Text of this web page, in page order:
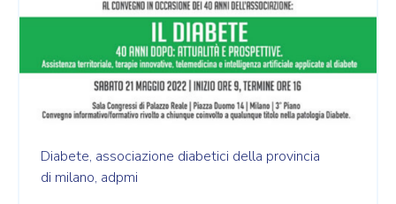
Diabete, associazione diabetici della provincia
di milano, adpmi